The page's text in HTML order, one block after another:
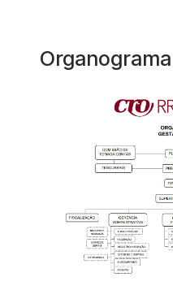
Organograma